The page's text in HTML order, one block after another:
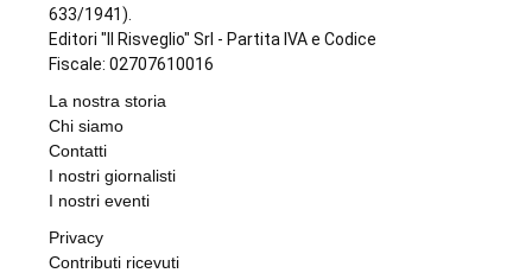
633/1941).
Editori "Il Risveglio" Srl - Partita IVA e Codice
Fiscale: 02707610016
La nostra storia
Chi siamo
Contatti
I nostri giornalisti
I nostri eventi
Privacy
Contributi ricevuti